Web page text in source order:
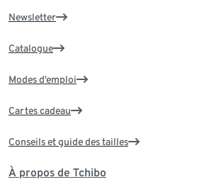
Newsletter
Catalogue
Modes d’emploi
Cartes cadeau
Conseils et guide des tailles
À propos de Tchibo